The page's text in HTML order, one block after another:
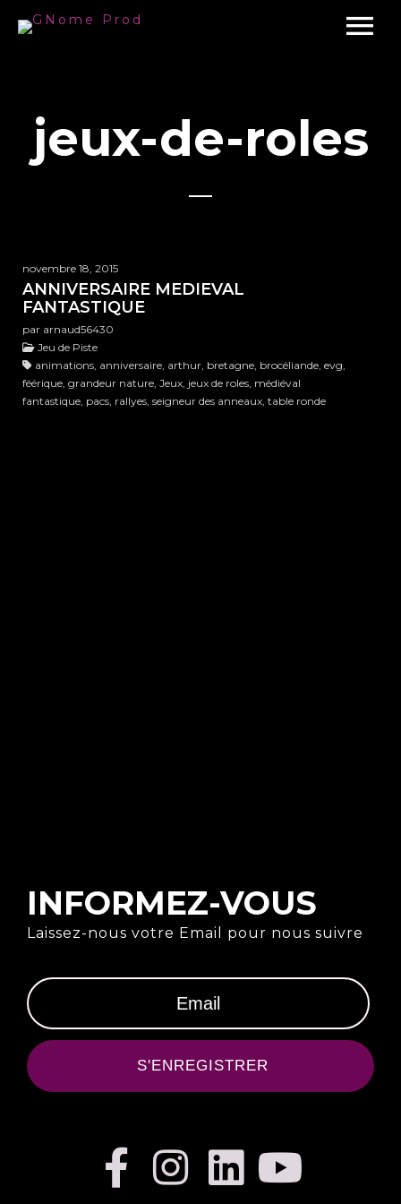
jeux-de-roles
novembre 18, 2015
ANNIVERSAIRE MEDIEVAL
FANTASTIQUE
par arnaud56430
Jeu de Piste
animations, anniversaire, arthur, bretagne, brocéliande, evg,
féérique, grandeur nature, Jeux, jeux de roles, médiéval
fantastique, pacs, rallyes, seigneur des anneaux, table ronde
INFORMEZ-VOUS
Laissez-nous votre Email pour nous suivre
S'ENREGISTRER